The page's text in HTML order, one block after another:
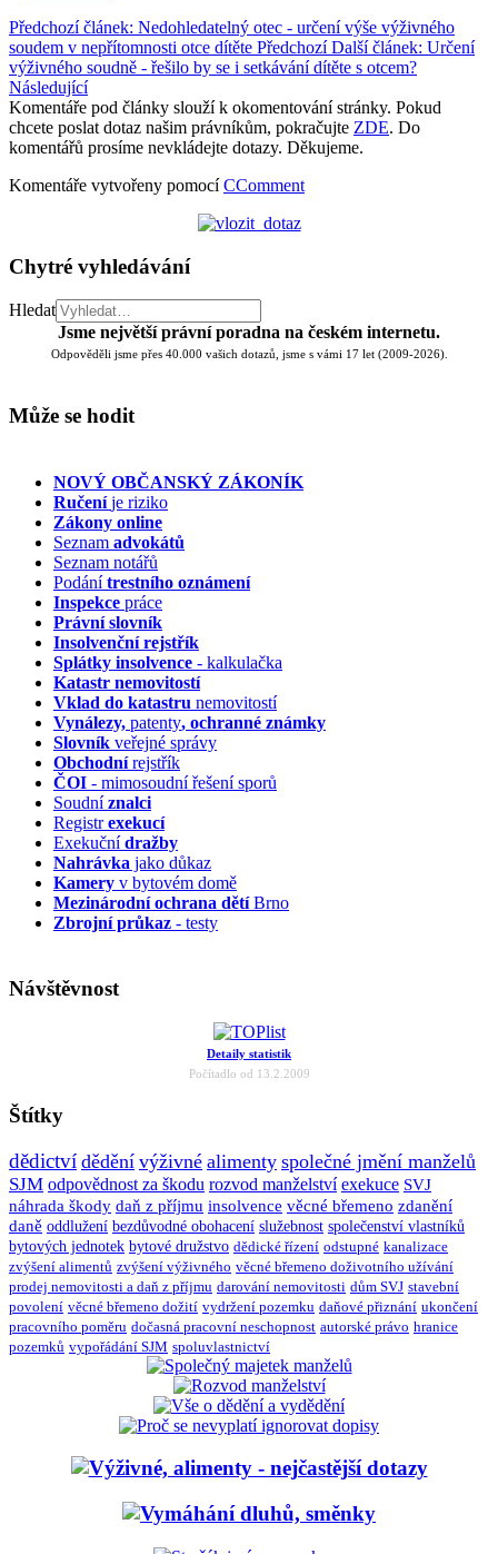
Předchozí článek: Nedohledatelný otec - určení výše výživného
soudem v nepřítomnosti otce dítěte Předchozí Další článek: Určení
výživného soudně - řešilo by se i setkávání dítěte s otcem?
Následující
Komentáře pod články slouží k okomentování stránky. Pokud
chcete poslat dotaz našim právníkům, pokračujte ZDE. Do
komentářů prosíme nevkládejte dotazy. Děkujeme.
Komentáře vytvořeny pomocíCComment
Chytré vyhledávání
Hledat
Jsme největší právní poradna na českém internetu.
Odpověděli jsme přes 40.000 vašich dotazů, jsme s vámi 17 let (2009-2026).
Může se hodit
NOVÝ OBČANSKÝ ZÁKONÍK
Ručeníje riziko
Zákony online
Seznam advokátů
Seznam notářů
Podánítrestního oznámení
Inspekce práce
Právní slovník
Insolvenčnírejstřík
Splátky insolvence - kalkulačka
Katastr nemovitostí
Vklad do katastru nemovitostí
Vynálezy, patenty, ochranné známky
Slovník veřejné správy
Obchodnírejstřík
ČOI - mimosoudní řešení sporů
Soudníznalci
Registrexekucí
Exekučnídražby
Nahrávka jako důkaz
Kamery v bytovém domě
Mezinárodní ochrana dětíBrno
Zbrojní průkaz - testy
Návštěvnost
Detaily statistik
Počítadlo od 13.2.2009
Štítky
dědictví dědění výživné alimenty společné jmění manželů
SJM odpovědnost za škodu rozvod manželství exekuce SVJ
náhrada škody daň z příjmu insolvence věcné břemeno zdanění
daně oddlužení bezdůvodné obohacení služebnost společenství vlastníků
bytových jednotek bytové družstvo dědické řízení odstupné kanalizace
zvýšení alimentů zvýšení výživného věcné břemeno doživotního užívání
prodej nemovitosti a daň z příjmu darování nemovitosti dům SVJ stavební
povolení věcné břemeno dožití vydržení pozemku daňové přiznání ukončení
pracovního poměru dočasná pracovní neschopnost autorské právo hranice
pozemků vypořádání SJM spoluvlastnictví